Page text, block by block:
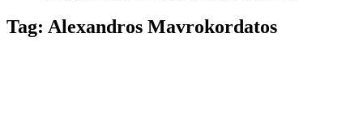
Tag: Alexandros Mavrokordatos